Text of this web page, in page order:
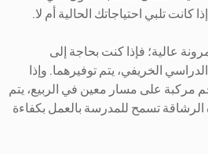
كانت تلبي احتياجاتك الحالية أم لا.
عالية؛ فإذا كنت بحاجة إلى
الخريفي، يتم توفيرهما. وإذا
مركبة على مسار معين في الربيع، يتم
الرشاقة تسمح للمدرسة بالعمل بكفاءة